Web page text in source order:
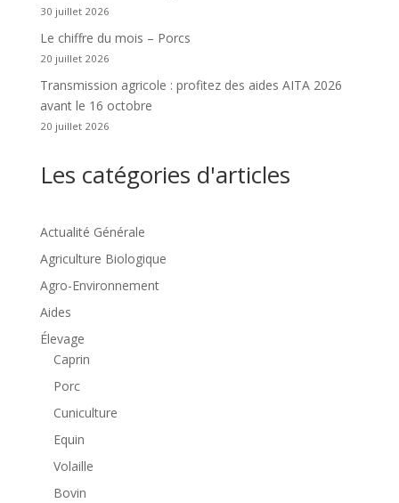
30 juillet 2026
Le chiffre du mois – Porcs
20 juillet 2026
Transmission agricole : profitez des aides AITA 2026
avant le 16 octobre
20 juillet 2026
Les catégories d'articles
Actualité Générale
Agriculture Biologique
Agro-Environnement
Aides
Élevage
Caprin
Porc
Cuniculture
Equin
Volaille
Bovin